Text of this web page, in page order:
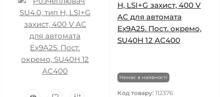
H, LSI+G захист, 400 V
AC для автомата
Ex9A25. Пост. окремо,
SU40H 12 AC400
Немає в наявності
Код товару: 112376